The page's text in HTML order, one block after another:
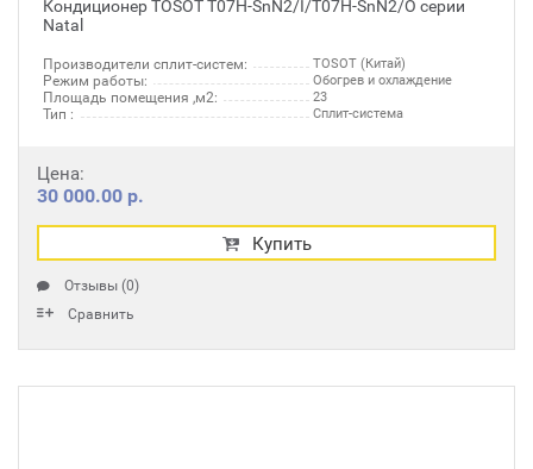
Кондиционер TOSOT T07H-SnN2/I/T07H-SnN2/O серии
Natal
Производители сплит-систем: TOSOT (Китай)
Режим работы: Обогрев и охлаждение
Площадь помещения ,м2: 23
Тип : Сплит-система
Цена:
30 000.00 р.
Купить
Отзывы (0)
Сравнить